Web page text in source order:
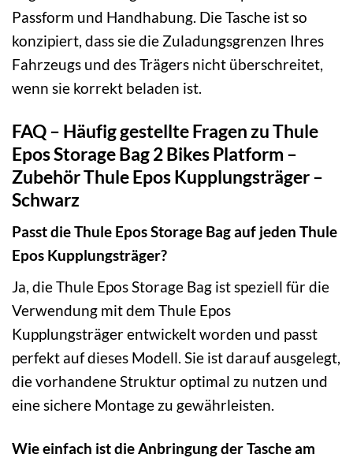
Passform und Handhabung. Die Tasche ist so
konzipiert, dass sie die Zuladungsgrenzen Ihres
Fahrzeugs und des Trägers nicht überschreitet,
wenn sie korrekt beladen ist.
FAQ – Häufig gestellte Fragen zu Thule
Epos Storage Bag 2 Bikes Platform –
Zubehör Thule Epos Kupplungsträger –
Schwarz
Passt die Thule Epos Storage Bag auf jeden Thule
Epos Kupplungsträger?
Ja, die Thule Epos Storage Bag ist speziell für die
Verwendung mit dem Thule Epos
Kupplungsträger entwickelt worden und passt
perfekt auf dieses Modell. Sie ist darauf ausgelegt,
die vorhandene Struktur optimal zu nutzen und
eine sichere Montage zu gewährleisten.
Wie einfach ist die Anbringung der Tasche am